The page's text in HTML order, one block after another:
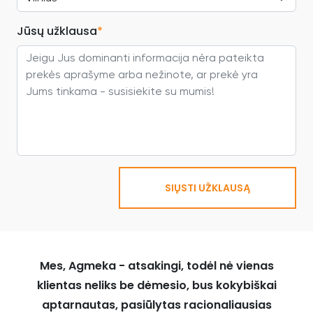
Jūsų užklausa*
SIŲSTI UŽKLAUSĄ
Mes, Agmeka - atsakingi, todėl nė vienas
klientas neliks be dėmesio, bus kokybiškai
aptarnautas, pasiūlytas racionaliausias